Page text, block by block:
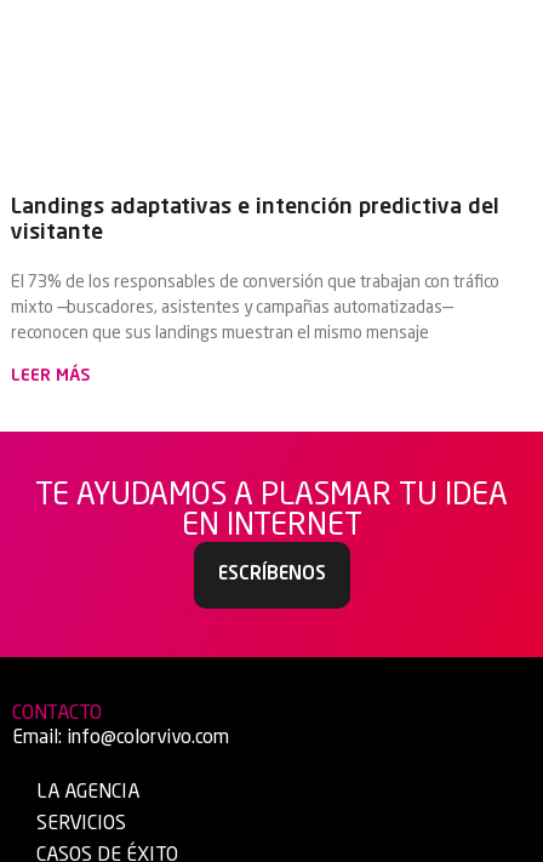
Landings adaptativas e intención predictiva del
visitante
El 73% de los responsables de conversión que trabajan con tráfico
mixto —buscadores, asistentes y campañas automatizadas—
reconocen que sus landings muestran el mismo mensaje
LEER MÁS
TE AYUDAMOS A PLASMAR TU IDEA
EN INTERNET
ESCRÍBENOS
CONTACTO
Email: info@colorvivo.com
LA AGENCIA
SERVICIOS
CASOS DE ÉXITO